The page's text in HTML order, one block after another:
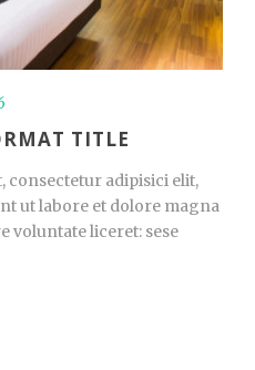
TITLE
consectetur adipisici elit,
ut labore et dolore magna
voluntate liceret: sese